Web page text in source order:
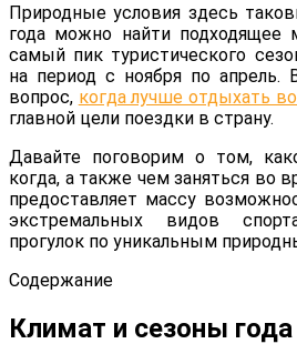
Природные условия здесь
года можно найти подходящее
самый пик туристического
на период с ноября по апрель.
вопрос, когда лучше отдыхать
главной цели поездки в страну.
Давайте поговорим о том,
когда, а также чем заняться во
предоставляет массу
экстремальных видов
прогулок по уникальным
Содержание
Климат и сезоны года